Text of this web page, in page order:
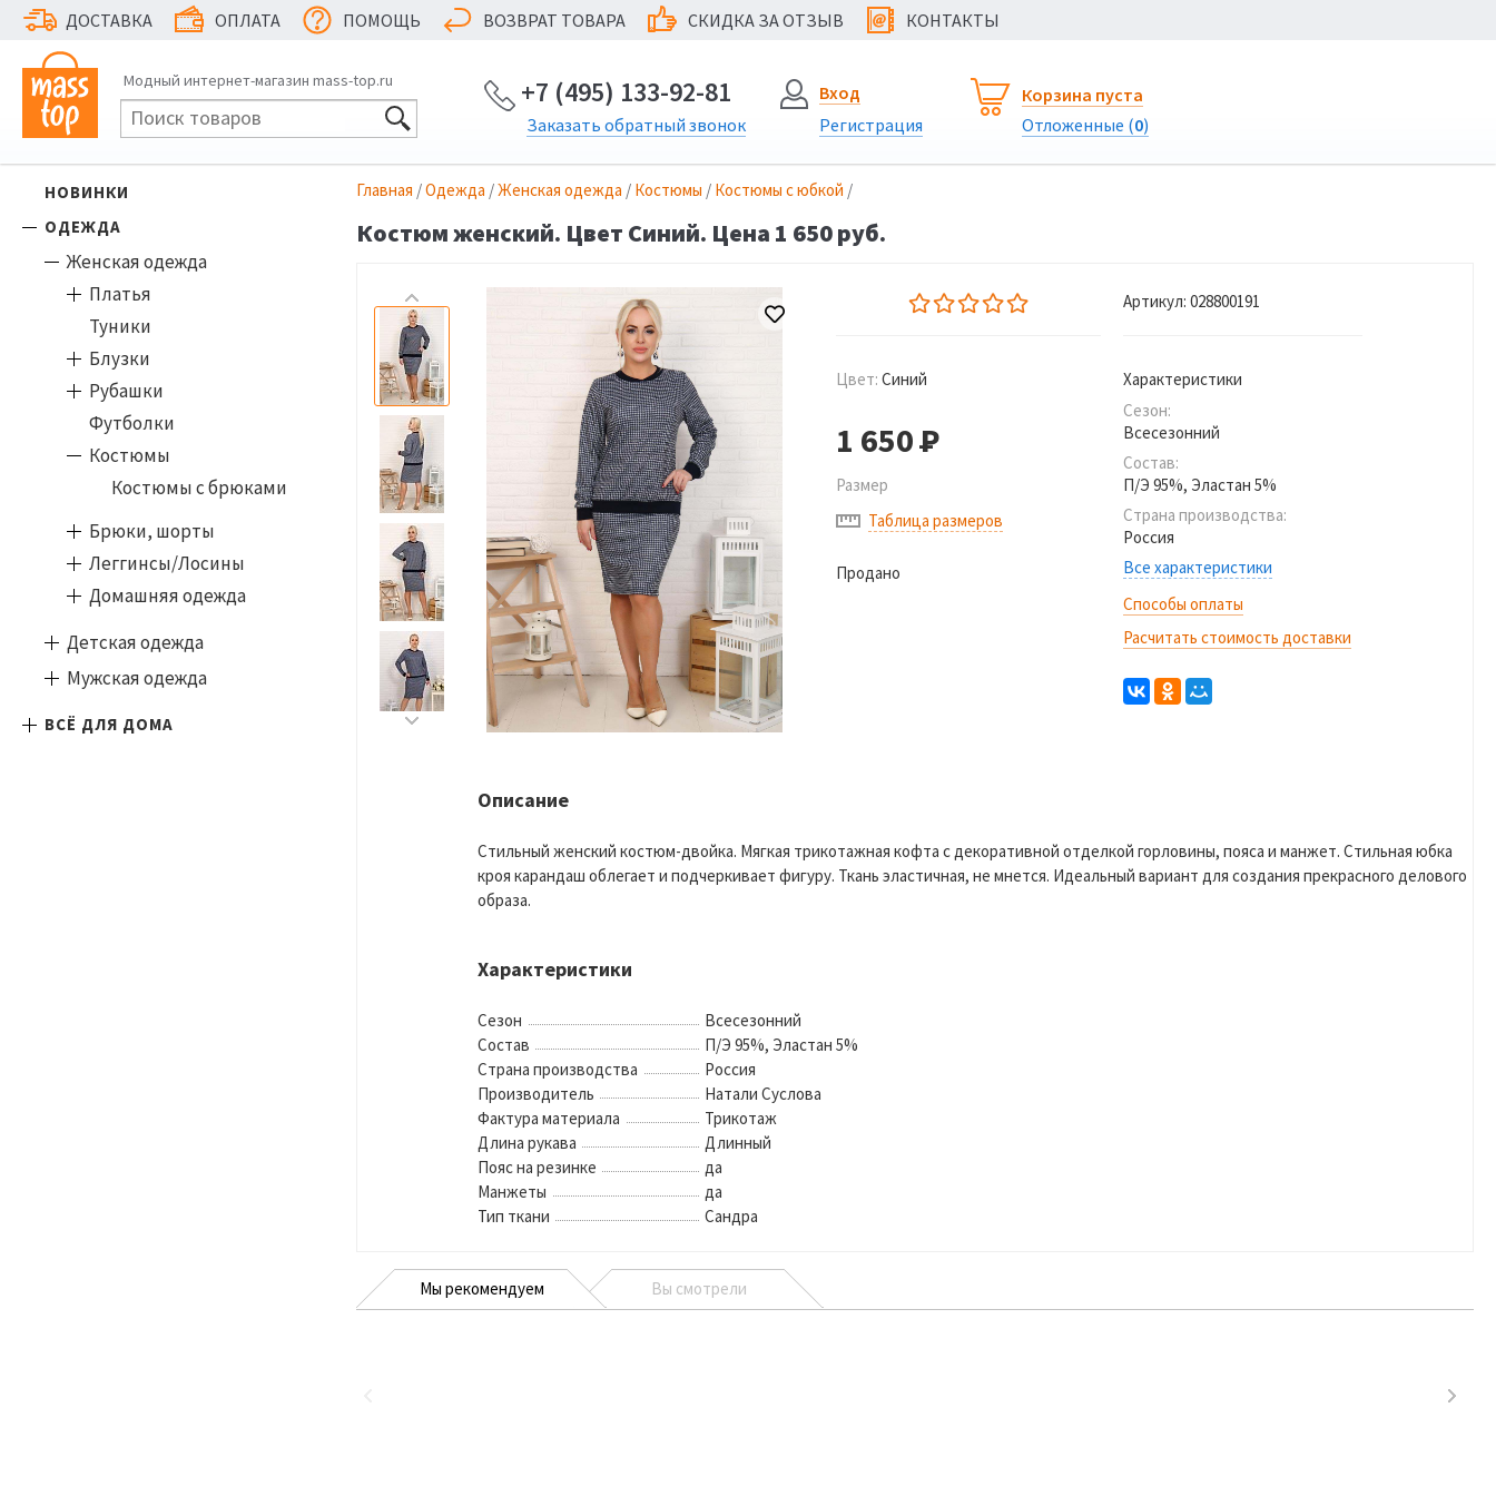
ДОСТАВКА ОПЛАТА ПОМОЩЬ ВОЗВРАТ ТОВАРА СКИДКА ЗА ОТЗЫВ @ КОНТАКТЫ
Модный интернет-магазин mass-top.ru +7 (495) 133-92-81
Заказать обратный звонок
Вход
Регистрация
Корзина пуста
Отложенные (0)
НОВИНКИ
ОДЕЖДА
Женская одежда
Платья
Туники
Блузки
Рубашки
Футболки
Костюмы
Костюмы с брюками
Брюки, шорты
Леггинсы/Лосины
Домашняя одежда
Детская одежда
Мужская одежда
ВСЁ ДЛЯ ДОМА
Главная /Одежда /Женская одежда / Костюмы / Костюмы с юбкой /
Костюм женский. Цвет Синий. Цена 1 650 руб.
Цвет: Синий
1 650Р
Размер
Таблица размеров
Продано
Артикул: 028800191
Характеристики
Сезон:
Всесезонний
Состав:
П/Э 95%, Эластан 5%
Страна производства:
Россия
Все характеристики
Способы оплаты
Расчитать стоимость доставки
Описание
Стильный женский костюм-двойка. Мягкая трикотажная кофта с декоративной отделкой горловины, пояса и манжет. Стильная юбка
кроя карандаш облегает и подчеркивает фигуру. Ткань эластичная, не мнется. Идеальный вариант для создания прекрасного делового
образа.
Характеристики
Сезон
Всесезонний
Состав
П/Э 95%, Эластан 5%
Страна производства
Россия
Производитель
Натали Суслова
Фактура материала
Трикотаж
Длина рукава
Длинный
Пояс на резинке
да
Манжеты
да
Тип ткани
Сандра
Мы рекомендуем Вы смотрели